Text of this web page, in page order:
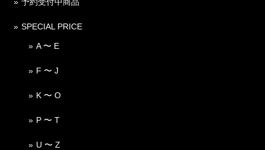
SPECIAL PRICE
A 〜 E
F 〜 J
K 〜 O
P 〜 T
U 〜 Z